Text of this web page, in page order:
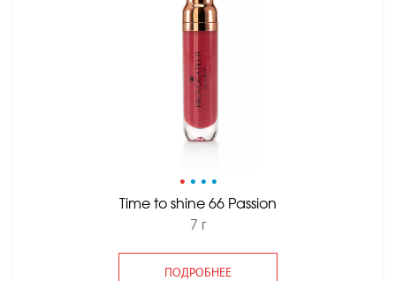
• • • •
Time to shine 66 Passion
7 г
ПОДРОБНЕЕ